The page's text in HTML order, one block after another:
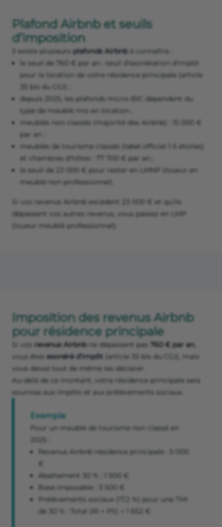
Plafond Airbnb et seuils
d’imposition
Il existe plusieurs plafonds Airbnbà connaître :
le seuil de 760 € par an : seuil d'exonération d'impôt
pour la location de votre résidence principale (article
35 bis du CGI) ;
depuis 2025, les plafonds micro-BIC dépendent du
type de meublé mis en location ;
meublés non classés (majorité des Airbnb) : 15 000 €
par an ;
meublés de tourisme classés (label officiel 1-5 étoiles)
et chambres d'hôtes : 77 700 € par an ;
le seuil de 23 000 € pour rester en LMNP (loueur en
meublé non professionnel).
Si vos revenus Airbnb excèdent 23 000 € et qu’ils
dépassent vos autres revenus, vous passez en LMP
(loueur meublé professionnel).
Imposition des revenus Airbnb
pour résidence principale
Si vos revenus Airbnbne dépassent pas 760 € par an,
vous êtes exonéré d'impôt (article 35 bis du CGI), mais
vous devez tout de même les déclarer.
Au-delà de ce montant, votre résidence principale sera
soumise aux impôts et aux prélèvements sociaux.
Exemple
Pour un meublé de tourisme non classé en
Revenus Airbnb résidence principale : 5 000
€
Abattement 30 % : 1 500 €
Base imposable : 3 500 €
Prélèvements sociaux (17,2 %) pour une TMI
de 30 % : Total (IR + PS) = 1 652 €